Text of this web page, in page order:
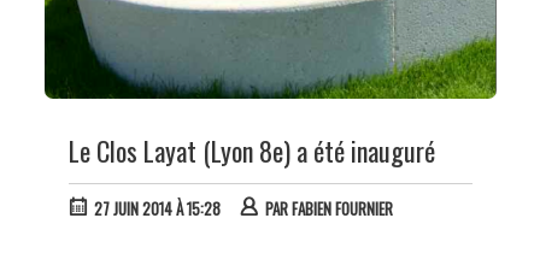
Le Clos Layat (Lyon 8e) a été inauguré
27 JUIN 2014 À 15:28 PARFABIEN FOURNIER